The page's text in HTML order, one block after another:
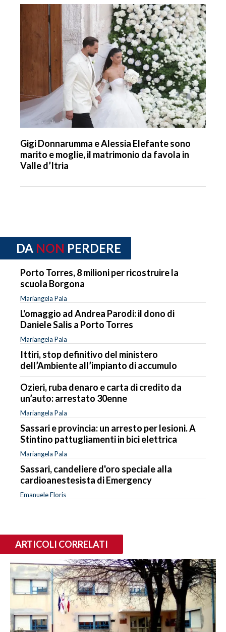
Gigi Donnarumma e Alessia Elefante sono
marito e moglie, il matrimonio da favola in
Valle d’Itria
DA NON PERDERE
Porto Torres, 8 milioni per ricostruire la
scuola Borgona
Mariangela Pala
L'omaggio ad Andrea Parodi: il dono di
Daniele Salis a Porto Torres
Mariangela Pala
Ittiri, stop definitivo del ministero
dell’Ambiente all’impianto di accumulo
Ozieri, ruba denaro e carta di credito da
un’auto: arrestato 30enne
Mariangela Pala
Sassari e provincia: un arresto per lesioni. A
Stintino pattugliamenti in bici elettrica
Mariangela Pala
Sassari, candeliere d'oro speciale alla
cardioanestesista di Emergency
Emanuele Floris
ARTICOLI CORRELATI